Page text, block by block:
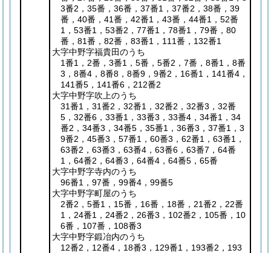
3番2，35番，36番，37番1，37番2，38番，39
番，40番，41番，42番1，43番，44番1，52番
1，53番1，53番2，77番1，78番1，79番，80
番，81番，82番，83番1，111番，132番1
大字中野字福貴田のうち
1番1，2番，3番1，5番，5番2，7番，8番1，8番
3，8番4，8番8，8番9，9番2，16番1，141番4，
141番5，141番6，212番2
大字中野字吹上のうち
31番1，31番2，32番1，32番2，32番3，32番
5，32番6，33番1，33番3，33番4，34番1，34
番2，34番3，34番5，35番1，36番3，37番1，3
9番2，45番3，57番1，60番3，62番1，63番1，
63番2，63番3，63番4，63番6，63番7，64番
1，64番2，64番3，64番4，64番5，65番
大字中野字寺内のうち
96番1，97番，99番4，99番5
大字中野字町屋のうち
2番2，5番1，15番，16番，18番，21番2，22番
1，24番1，24番2，26番3，102番2，105番，10
6番，107番，108番3
大字中野字鍛冶内のうち
12番2，12番4，18番3，129番1，193番2，193